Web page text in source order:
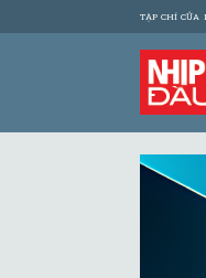
TẠP CHÍ CỦA